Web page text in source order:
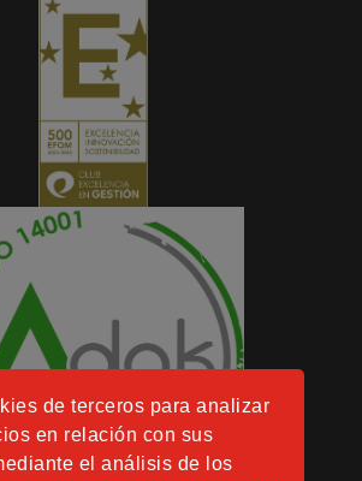
de terceros para analizar
en relación con sus
el análisis de los